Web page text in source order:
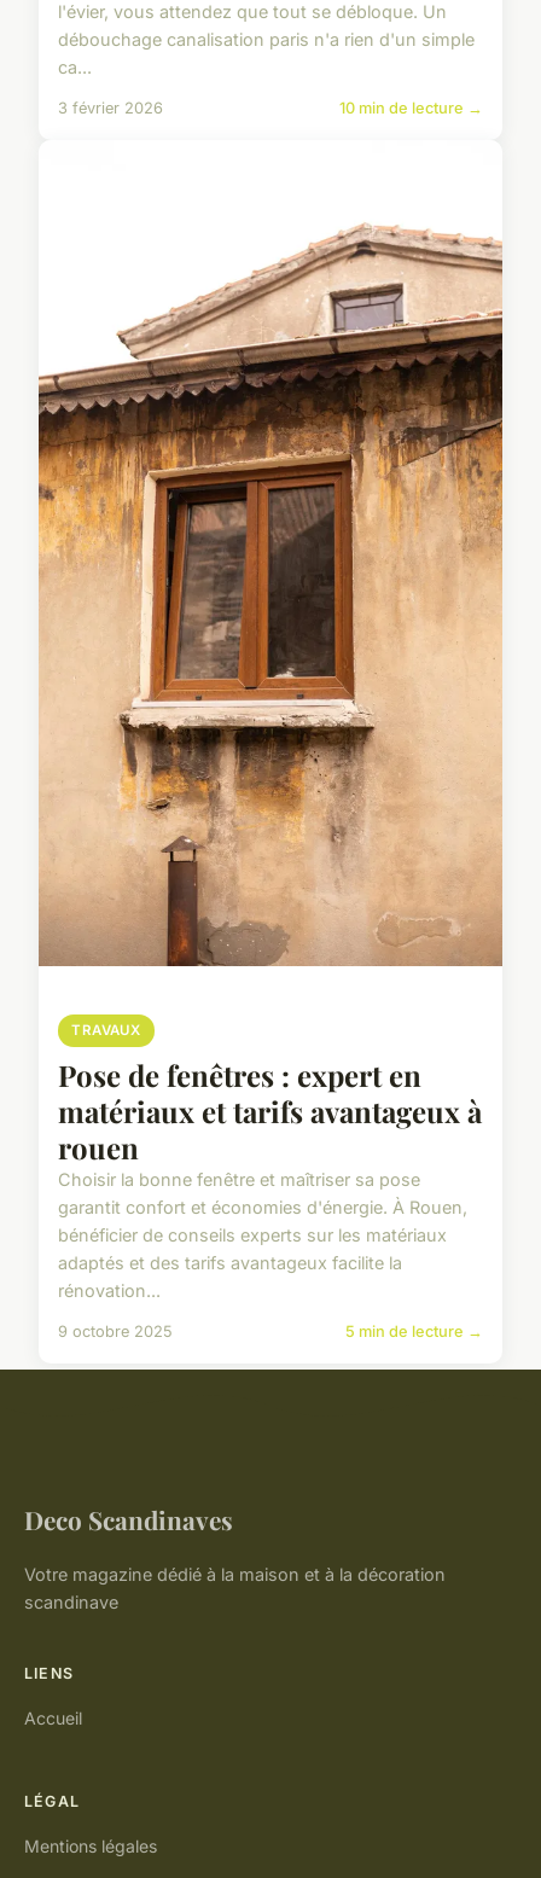
l'évier, vous attendez que tout se débloque. Un
débouchage canalisation paris n'a rien d'un simple
ca...
3 février 2026 10 min de lecture →
TRAVAUX
Pose de fenêtres : expert en
matériaux et tarifs avantageux à
rouen
Choisir la bonne fenêtre et maîtriser sa pose
garantit confort et économies d'énergie. À Rouen,
bénéficier de conseils experts sur les matériaux
adaptés et des tarifs avantageux facilite la
rénovation...
9 octobre 2025 5 min de lecture →
Deco Scandinaves
Votre magazine dédié à la maison et à la décoration
scandinave
LIENS
Accueil
LÉGAL
Mentions légales